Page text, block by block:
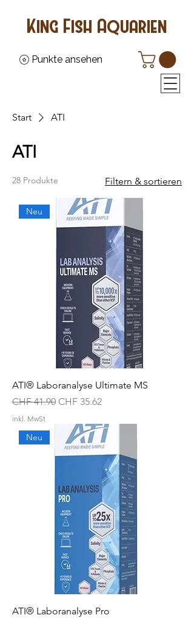
Punkte ansehen
King Fish Aquarien
Start ATI
ATI
28 Produkte Filtern & sortieren
Neu
ATI® Laboranalyse Ultimate MS
Standardpreis
CHF 41.90 Sale-Preis
CHF 35.62
inkl. MwSt
Neu
ATI® Laboranalyse Pro